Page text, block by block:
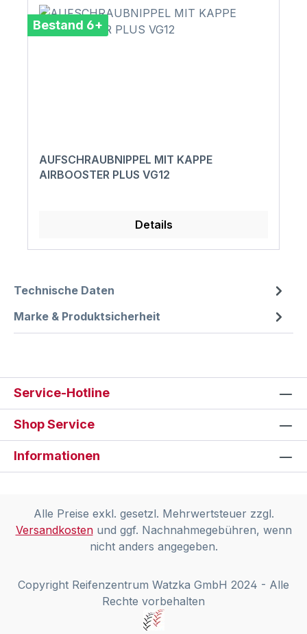
Bestand 6+
AUFSCHRAUBNIPPEL MIT KAPPE
AIRBOOSTER PLUS VG12
Details
Technische Daten
Marke & Produktsicherheit
Service-Hotline
Shop Service
Informationen
Alle Preise exkl. gesetzl. Mehrwertsteuer zzgl.
Versandkostenund ggf. Nachnahmegebühren, wenn
nicht anders angegeben.
Copyright Reifenzentrum Watzka GmbH 2024 - Alle
Rechte vorbehalten